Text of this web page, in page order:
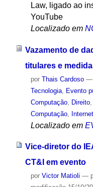
Law, ligado ao
YouTube
Localizado em
Vazamento de
titulares e
por Thais Cardoso —
Tecnologia, Evento
Computação, Direito,
Computação, Internet
Localizado em
Vice-diretor do
CT&I em evento
por Victor Matioli —